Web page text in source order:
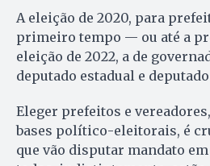
A eleição de 2020, para
primeiro tempo — ou até a
eleição de 2022, a de
deputado estadual e
Eleger prefeitos e
bases político-eleitorais, é
que vão disputar mandato